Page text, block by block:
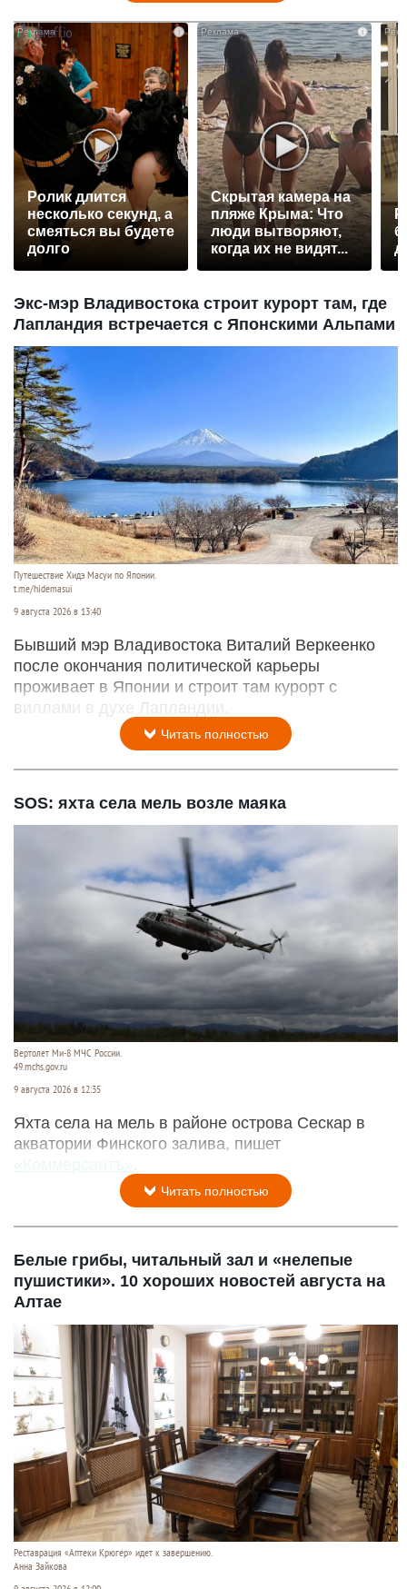
Ролик длится
несколько секунд, а
смеяться вы будете
долго
i
Скрытая камера на
пляже Крыма: Что
люди вытворяют,
когда их не видят...
Экс-мэр Владивостока строит курорт там, где
Лапландия встречается с Японскими Альпами
Путешествие Хидэ Масуи по Японии.
t.me/hidemasui
9 августа 2026 в 13:40
Бывший мэр Владивостока Виталий Веркеенко
после окончания политической карьеры
проживает в Японии и строит там курорт с
виллами в духе Лапландии.
Читать полностью
SOS: яхта села мель возле маяка
Вертолет Ми-8 МЧС России.
49.mchs.gov.ru
9 августа 2026 в 12:35
Яхта села на мель в районе острова Сескар в
акватории Финского залива, пишет
«Коммерсантъ»
Читать полностью
Белые грибы, читальный зал и «нелепые
пушистики». 10 хороших новостей августа на
Алтае
Реставрация «Аптеки Крюгер» идет к завершению.
Анна Зайкова